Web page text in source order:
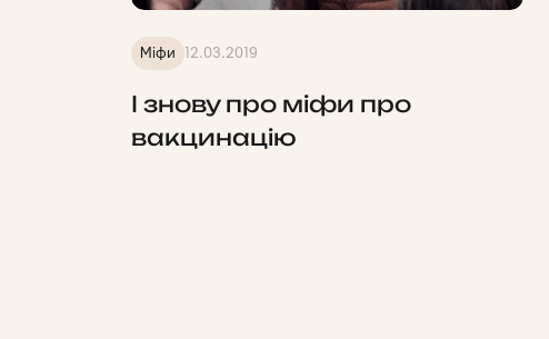
Міфи 12.03.2019
І знову про міфи про
вакцинацію